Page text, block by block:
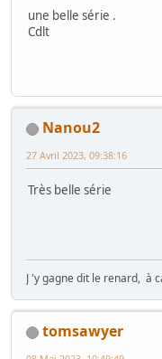
une belle série .
Cdlt
Nanou2
27 Avril 2023, 09:38:16
Très belle série
J 'y gagne dit le renard, à
tomsawyer